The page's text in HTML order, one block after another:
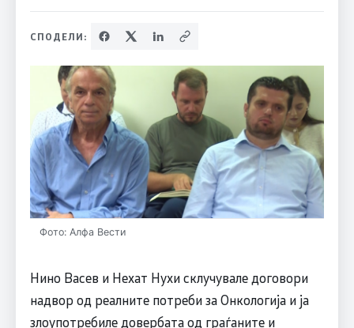
СПОДЕЛИ:
Фото: Алфа Вести
Нино Васев и Нехат Нухи склучувале договори
надвор од реалните потреби за Онкологија и ја
злоупотребиле довербата од граѓаните и